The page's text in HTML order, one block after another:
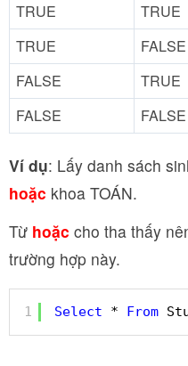
TRUE TRUE
TRUE
FALSE
FALSE
TRUE
FALSE
FALSE
Ví dụ: Lấy danh sách
hoặc khoa TOÁN.
Từ hoặc cho tha thấy
trường hợp này.
1 Select * From